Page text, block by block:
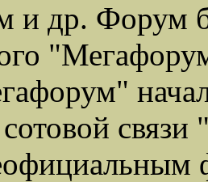
и др. Форум
сотовой